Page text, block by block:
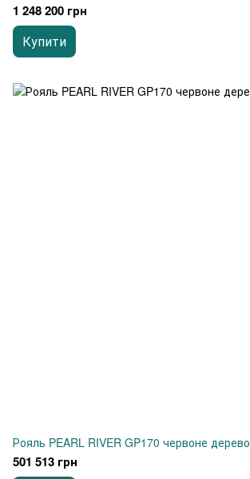
1 248 200 грн
Купити
Рояль PEARL RIVER GP170 червоне дерево
501 513 грн